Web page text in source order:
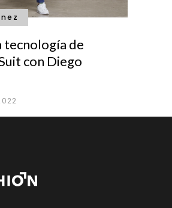
tecnología de
con Diego